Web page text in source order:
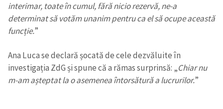
interimar, toate în cumul, fără nicio rezervă, ne-a
determinat să votăm unanim pentru ca el să ocupe această
funcție.”
Ana Luca se declară șocată de cele dezvăluite în
investigația ZdG și spune că a rămas surprinsă: „Chiar nu
m-am așteptat la o asemenea întorsătură a lucrurilor.”